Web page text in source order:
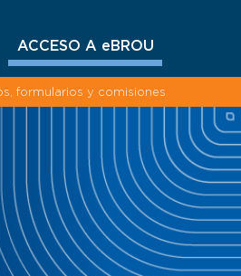
ACCESO A eBROU
formularios y comisiones